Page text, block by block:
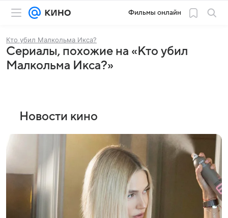
Фильмы онлайн
Кто убил Малкольма Икса?
Сериалы, похожие на «Кто убил
Малкольма Икса?»
Новости кино